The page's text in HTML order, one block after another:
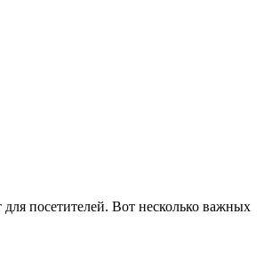
посетителей. Вот несколько важных